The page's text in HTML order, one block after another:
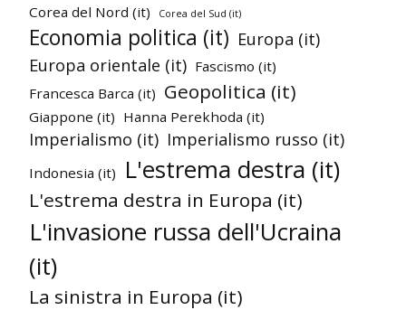
Corea del Nord (it)
Corea del Sud (it)
Economia politica (it) Europa (it)
Europa orientale (it) Fascismo (it)
Francesca Barca (it) Geopolitica (it)
Giappone (it) Hanna Perekhoda (it)
Imperialismo (it) Imperialismo russo (it)
Indonesia (it) L'estrema destra (it)
L'estrema destra in Europa (it)
L'invasione russa dell'Ucraina
(it)
La sinistra in Europa (it)